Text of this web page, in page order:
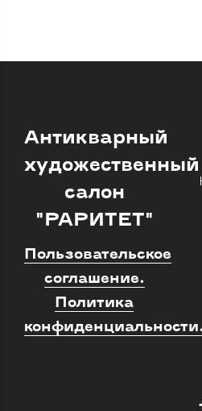
Антикварный
художественный
салон
"РАРИТЕТ"
Пользовательское
соглашение.
Политика